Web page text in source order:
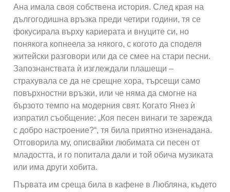
Ана имала своя собствена история. След края на
дългогодишна връзка преди четири години, тя се
фокусирала върху кариерата и внуците си, но
понякога копнеела за някого, с когото да споделя
житейски разговори или да се смее на стари песни.
Запознанствата ѝ изглеждали плашещи –
страхувала се да не срещне хора, търсещи само
повърхностни връзки, или че няма да смогне на
бързото темпо на модерния свят. Когато Янез ѝ
изпратил съобщение: „Коя песен винаги те зарежда
с добро настроение?“, тя била приятно изненадана.
Отговорила му, описвайки любимата си песен от
младостта, и го попитала дали и той обича музиката
или има други хобита.
Първата им среща била в кафене в Любляна, където